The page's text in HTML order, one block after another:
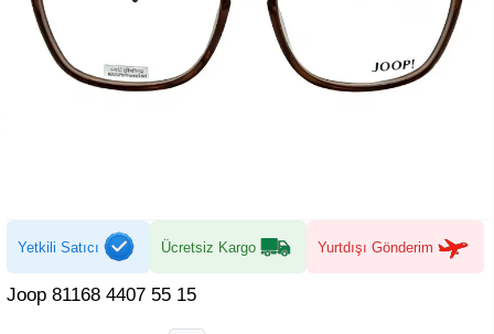
Yetkili Satıcı Ücretsiz Kargo Yurtdışı Gönderim
Joop 81168 4407 55 15